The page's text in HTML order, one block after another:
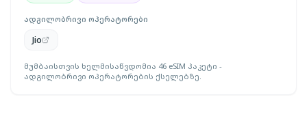
ადგილობრივი ოპერატორები
Jio
მუმბაისთვის ხელმისაწვდომია 46 eSIM პაკეტი -
ადგილობრივი ოპერატორების ქსელებზე.